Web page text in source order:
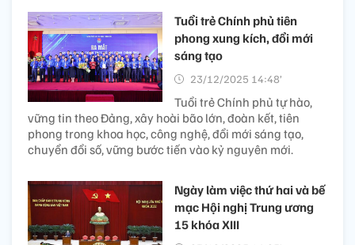
Tuổi trẻ Chính phủ tiên
phong xung kích, đổi mới
sáng tạo
23/12/2025 14:48’
Tuổi trẻ Chính phủ tự hào,
vững tin theo Đảng, xây hoài bão lớn, đoàn kết, tiên
phong trong khoa học, công nghệ, đổi mới sáng tạo,
chuyển đổi số, vững bước tiến vào kỷ nguyên mới.
Ngày làm việc thứ hai và bế
mạc Hội nghị Trung ương
15 khóa XIII